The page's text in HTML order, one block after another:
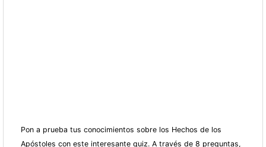
Pon a prueba tus conocimientos sobre los Hechos de los
Apóstoles con este interesante quiz. A través de 8 preguntas,